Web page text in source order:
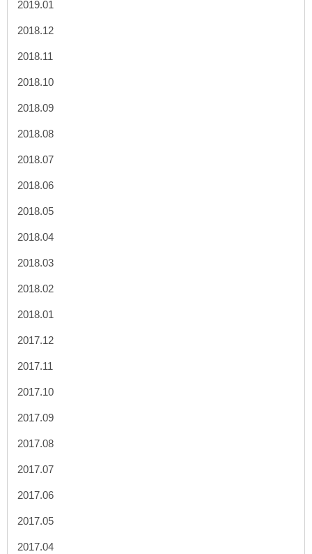
2019.01
2018.12
2018.11
2018.10
2018.09
2018.08
2018.07
2018.06
2018.05
2018.04
2018.03
2018.02
2018.01
2017.12
2017.11
2017.10
2017.09
2017.08
2017.07
2017.06
2017.05
2017.04